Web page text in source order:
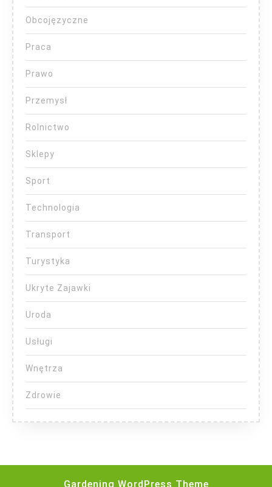
Obcojęzyczne
Praca
Prawo
Przemysł
Rolnictwo
Sklepy
Sport
Technologia
Transport
Turystyka
Ukryte Zajawki
Uroda
Usługi
Wnętrza
Zdrowie
Gardening WordPress Theme